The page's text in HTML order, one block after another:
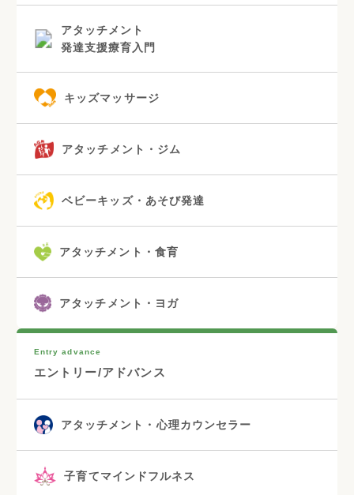
アタッチメント
発達支援療育入門
キッズマッサージ
アタッチメント・ジム
ベビーキッズ・あそび発達
アタッチメント・食育
アタッチメント・ヨガ
Entry advance
エントリー/アドバンス
アタッチメント・心理カウンセラー
子育てマインドフルネス